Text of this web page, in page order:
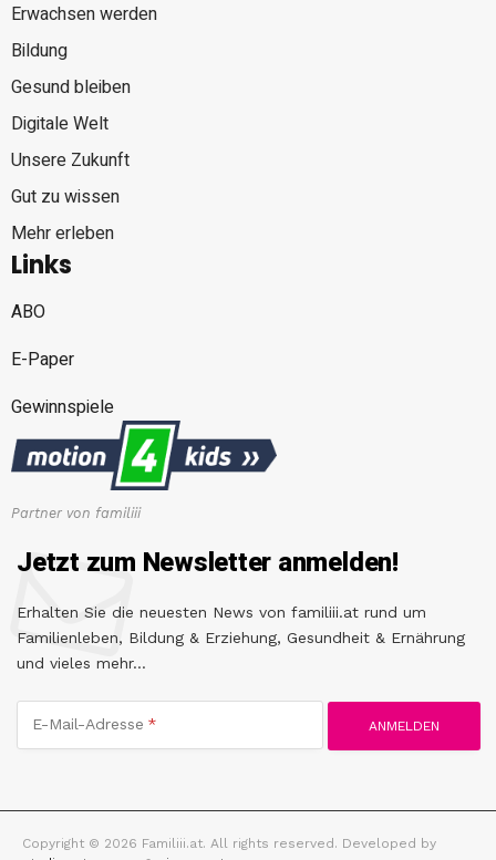
Erwachsen werden
Bildung
Gesund bleiben
Digitale Welt
Unsere Zukunft
Gut zu wissen
Mehr erleben
Links
ABO
E-Paper
Gewinnspiele
Partner von familiii
Jetzt zum Newsletter anmelden!
Erhalten Sie die neuesten News von familiii.at rund um
Familienleben, Bildung & Erziehung, Gesundheit & Ernährung
und vieles mehr...
E-Mail-Adresse
Copyright © 2026 Familiii.at. All rights reserved. Developed by